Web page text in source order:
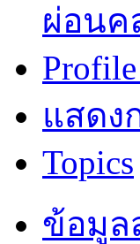
ผ่อนค
แสดง
Topics
ข้อมูล